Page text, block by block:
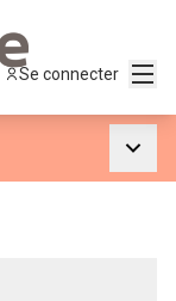
Se connecter